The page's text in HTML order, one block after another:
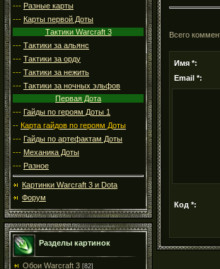
--- Разные карты
--- Карты первой Доты
Тактики Warcraft 3
--- Тактики за альянс
--- Тактики за орду
--- Тактики за нежить
--- Тактики за ночных эльфов
Первая Дота
--- Гайды по героям Доты 1
-- Карта гайдов по героям Доты
--- Гайды по артефактам Доты
--- Механика Доты
--- Разное
Картинки Warcraft 3 и Dota
Форум
Разделы картинок
Обои Warcraft 3 [82]
Всего
Имя *:
Email *:
Код *: